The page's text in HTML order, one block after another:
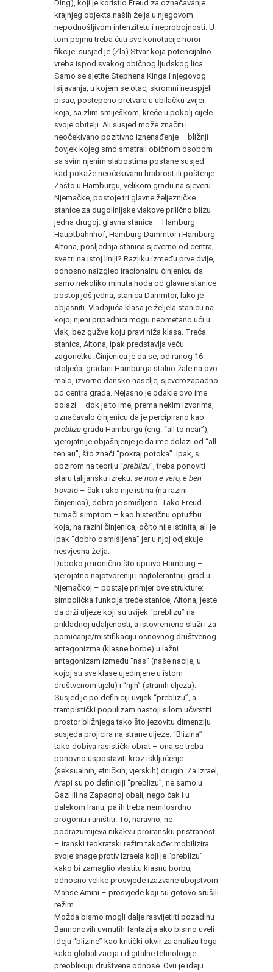
Ding), koji je koristio Freud za označavanje
krajnjeg objekta naših želja u njegovom
nepodnošljivom intenzitetu i neprobojnosti. U
tom pojmu treba čuti sve konotacije horor
fikcije: susjed je (Zla) Stvar koja potencijalno
vreba ispod svakog običnog ljudskog lica.
Samo se sjetite Stephena Kinga i njegovog
Isijavanja, u kojem se otac, skromni neuspjeli
pisac, postepeno pretvara u ubilačku zvijer
koja, sa zlim smiješkom, kreće u pokolj cijele
svoje obitelji. Ali susjed može značiti i
neočekivano pozitivno iznenađenje – bližnji
čovjek kojeg smo smatrali običnom osobom
sa svim njenim slabostima postane susjed
kad pokaže neočekivanu hrabrost ili poštenje.
Zašto u Hamburgu, velikom gradu na sjeveru
Njemačke, postoje tri glavne željezničke
stanice za dugolinijske vlakove prilično blizu
jedna drugoj: glavna stanica – Hamburg
Hauptbahnhof, Hamburg Dammtor i Hamburg-
Altona, posljednja stanica sjeverno od centra,
sve tri na istoj liniji? Razliku između prve dvije,
odnosno naizgled iracionalnu činjenicu da
samo nekoliko minuta hoda od glavne stanice
postoji još jedna, stanica Dammtor, lako je
objasniti. Vladajuća klasa je željela stanicu na
kojoj njeni pripadnici mogu neometano ući u
vlak, bez gužve koju pravi niža klasa. Treća
stanica, Altona, ipak predstavlja veću
zagonetku. Činjenica je da se, od ranog 16.
stoljeća, građani Hamburga stalno žale na ovo
malo, izvorno dansko naselje, sjeverozapadno
od centra grada. Nejasno je odakle ovo ime
dolazi – dok je to ime, prema nekim izvorima,
označavalo činjenicu da je percipirano kao
preblizu gradu Hamburgu (eng. “all to near”),
vjerojatnije objašnjenje je da ime dolazi od “all
ten au”, što znači “pokraj potoka”. Ipak, s
obzirom na teoriju “preblizu”, treba ponoviti
staru talijansku izreku: se non e vero, e ben'
trovato – čak i ako nije istina (na razini
činjenica), dobro je smišljeno. Tako Freud
tumači simptom – kao histeričnu optužbu
koja, na razini činjenica, očito nije istinita, ali je
ipak “dobro osmišljena” jer u njoj odjekuje
nesvjesna želja.
Duboko je ironično što upravo Hamburg –
vjerojatno najotvoreniji i najtolerantniji grad u
Njemačkoj – postaje primjer ove strukture:
simbolička funkcija treće stanice, Altona, jeste
da drži uljeze koji su uvijek “preblizu” na
prikladnoj udaljenosti, a istovremeno služi i za
pomicanje/mistifikaciju osnovnog društvenog
antagonizma (klasne borbe) u lažni
antagonizam između “nas” (naše nacije, u
kojoj su sve klase ujedinjene u istom
društvenom tijelu) i “njih” (stranih uljeza).
Susjed je po definiciji uvijek “preblizu”, a
trampistički populizam nastoji silom učvrstiti
prostor bližnjega tako što jezovitu dimenziju
susjeda projicira na strane uljeze. “Blizina”
tako dobiva rasistički obrat – ona se treba
ponovno uspostaviti kroz isključenje
(seksualnih, etničkih, vjerskih) drugih. Za Izrael,
Arapi su po definiciji “preblizu”, ne samo u
Gazi ili na Zapadnoj obali, nego čak i u
dalekom Iranu, pa ih treba nemilosrdno
progoniti i uništiti. To, naravno, ne
podrazumijeva nikakvu proiransku pristranost
– iranski teokratski režim također mobilizira
svoje snage protiv Izraela koji je “preblizu”
kako bi zamaglio vlastitu klasnu borbu,
odnosno velike prosvjede izazvane ubojstvom
Mahse Amini – prosvjede koji su gotovo srušili
režim.
Možda bismo mogli dalje rasvijetliti pozadinu
Bannonovih uvrnutih fantazija ako bismo uveli
ideju “blizine” kao kritički okvir za analizu toga
kako globalizacija i digitalne tehnologije
preoblikuju društvene odnose. Ovu je ideju